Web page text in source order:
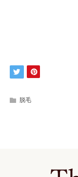
脱毛